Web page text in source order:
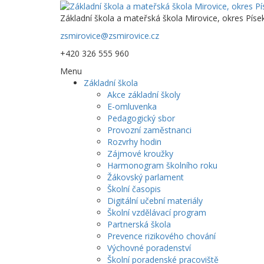
Základní škola a mateřská škola Mirovice, okres
zsmirovice@zsmirovice.cz
+420 326 555 960
Menu
Základní škola
Akce základní školy
E-omluvenka
Pedagogický sbor
Provozní zaměstnanci
Rozvrhy hodin
Zájmové kroužky
Harmonogram školního roku
Žákovský parlament
Školní časopis
Digitální učební materiály
Školní vzdělávací program
Partnerská škola
Prevence rizikového chování
Výchovné poradenství
Školní poradenské pracoviště